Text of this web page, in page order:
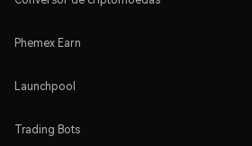
Phemex Earn
Launchpool
Trading Bots